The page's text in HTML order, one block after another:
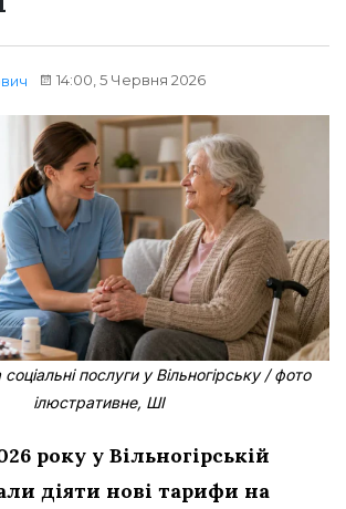
14:00, 5 Червня 2026
послуги у Вільногірську / фото
ілюстративне, ШІ
року у Вільногірській
діяти нові тарифи на